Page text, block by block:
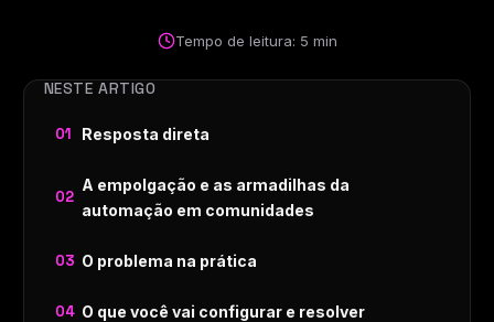
Tempo de leitura: 5 min
NESTE ARTIGO
Resposta direta
A empolgação e as armadilhas da
automação em comunidades
O problema na prática
O que você vai configurar e resolver